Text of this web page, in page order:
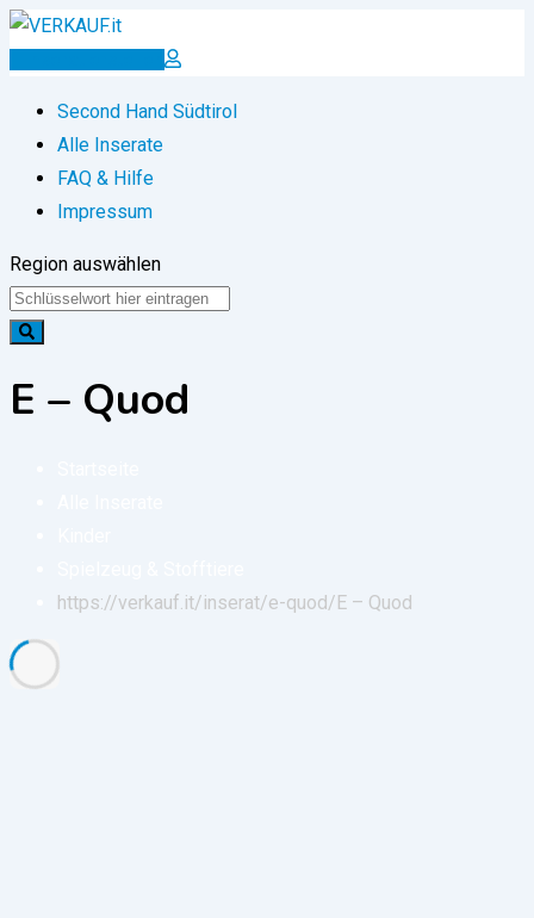
Zum
Inserat erstellen
Second Hand Südtirol
Alle Inserate
FAQ & Hilfe
Impressum
Region auswählen
E – Quod
https://verkauf.it/inserat/e-quod/ E – Quod